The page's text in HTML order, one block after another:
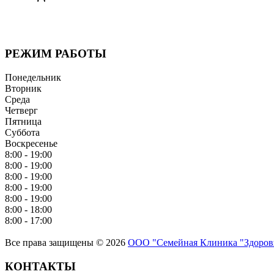
РЕЖИМ РАБОТЫ
Понедельник
Вторник
Среда
Четверг
Пятница
Суббота
Воскресенье
8:00 - 19:00
8:00 - 19:00
8:00 - 19:00
8:00 - 19:00
8:00 - 19:00
8:00 - 18:00
8:00 - 17:00
Все права защищены © 2026 ООО "Семейная Клиника
КОНТАКТЫ